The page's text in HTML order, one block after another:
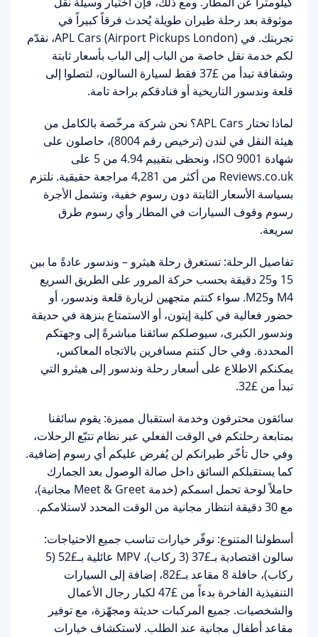
موثوقة بعد رحلة طيران طويلة يُحدث فرقاً كبيراً في
تجربتك. في APL Cars (Airport Pickups London)، نقدّم
لكم خدمة نقل خاصة من الباب إلى الباب بأسعار ثابتة
وشفافة تبدأ من £37 فقط
لسيارة السالون، لتصلوا إلى
قلعة وندسور التاريخية أو فنادقكم براحة تامة.
لماذا تختار APL Cars؟
نحن شركة مرخّصة بالكامل من
هيئة النقل في لندن (ترخيص رقم 8004)، حاصلون على
شهادة ISO 9001، ونحظى بتقييم
4.94 من 5
على
Reviews.co.uk من أكثر من 4,281 مراجعة حقيقية. نلتزم
بسياسة الأسعار الثابتة دون رسوم خفية، وتشمل الأجرة
رسوم وقوف السيارات في المطار وأي رسوم طرق
سريعة.
تفاصيل الرحلة: تستغرق رحلة هيثرو – وندسور عادةً ما بين
15 و25 دقيقة بحسب حركة المرور على الطريق السريع
M4 وM25. سواء كنتم متجهين لزيارة
قلعة وندسور ، أو
حضور فعالية في كلية إيتون، أو الاستمتاع بنزهة في حديقة
وندسور الكبرى، سيوصلكم سائقنا مباشرةً إلى وجهتكم
المحددة. وفي حال كنتم مسافرين بالاتجاه المعاكس،
يمكنكم الاطلاع على أسعار رحلة وندسور إلى هيثرو التي
تبدأ من £32.
سائقون محترفون وخدمة استقبال مميزة: يقوم سائقنا
بمتابعة رحلتكم في الوقت الفعلي عبر نظام تتبّع الرحلات،
وفي حال تأخّر طيرانكم لن يُفرض عليكم أي رسوم إضافية.
كما يستقبلكم السائق داخل صالة الوصول بعد الجمارك
حاملاًلوحة تحمل اسمكم
(خدمة Meet & Greet مجانية)،
مع 30 دقيقة انتظار مجانية من الوقت المحدد لاستلامكم.
أسطولنا المتنوع: نوفّر خيارات تناسب جميع الاحتياجات:
سالون اقتصادية بـ£37 (3 ركاب)، MPV عائلية بـ£52 (5
ركاب)، حافلة 8 مقاعد بـ£82، إضافة إلى
السيارات
التنفيذية الفاخرة
بدءاً من £47 لكبار رجال الأعمال
والشخصيات. جميع المركبات حديثة ومجهّزة، مع توفير
مقاعد أطفال مجانية عند الطلب. لاستكشاف خيارات